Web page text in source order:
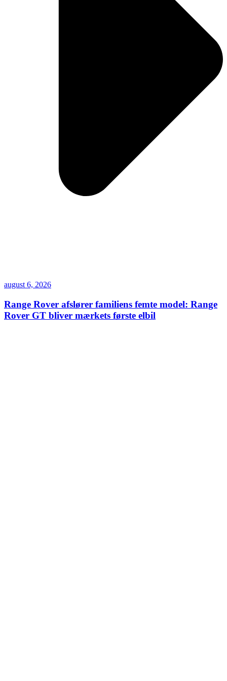
august 6, 2026
Range Rover afslører familiens femte model: Range
Rover GT bliver mærkets første elbil